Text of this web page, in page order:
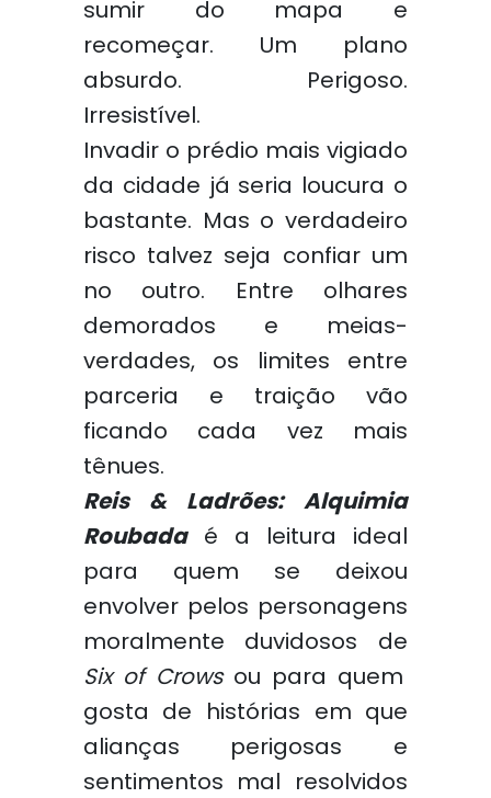
sumir do mapa e
recomeçar. Um plano
absurdo. Perigoso.
Irresistível.
Invadir o prédio mais vigiado
da cidade já seria loucura o
bastante. Mas o verdadeiro
risco talvez seja confiar um
no outro. Entre olhares
demorados e meias-
verdades, os limites entre
parceria e traição vão
ficando cada vez mais
tênues.
Reis & Ladrões: Alquimia
Roubadaé a leitura ideal
para quem se deixou
envolver pelos personagens
moralmente duvidosos de
Six of Crows ou para quem
gosta de histórias em que
alianças perigosas e
sentimentos mal resolvidos